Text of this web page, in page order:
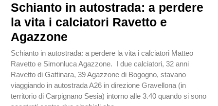
Schianto in autostrada: a perdere
la vita i calciatori Ravetto e
Agazzone
Schianto in autostrada: a perdere la vita i calciatori Matteo
Ravetto e Simonluca Agazzone. I due calciatori, 32 anni
Ravetto di Gattinara, 39 Agazzone di Bogogno, stavano
viaggiando in autostrada A26 in direzione Gravellona (in
territorio di Carpignano Sesia) intorno alle 3.40 quando si sono